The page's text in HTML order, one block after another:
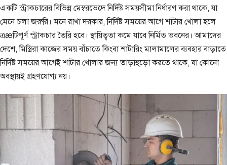
একটি স্ট্রাকচারের বিভিন্ন মেম্বরভেদে নির্দিষ্ট সময়সীমা নির্ধারণ করা থাকে, যা
মেনে চলা জরুরি। মনে রাখা দরকার, নির্দিষ্ট সময়ের আগে শাটার খোলা হলে
ত্রæটিপূর্ণ স্ট্রাকচার তৈরি হবে। স্থায়িত্বতা কমে যাবে নির্মিত ভবনের। আমাদের
দেশে, মিস্ত্রিরা কাজের সময় বাঁচাতে কিংবা শাটারিং মালামালের ব্যবহার বাড়াতে
নির্দিষ্ট সময়ের আগেই শাটার খোলার জন্য তাড়াহুড়ো করতে থাকে, যা কোনো
অবস্থায়ই গ্রহণযোগ্য নয়।